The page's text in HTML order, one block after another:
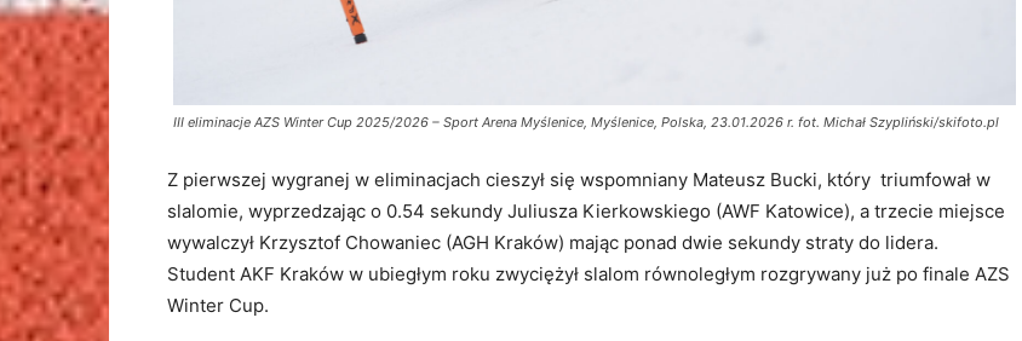
III eliminacje AZS Winter Cup 2025/2026 – Sport Arena Myślenice, Myślenice, Polska, 23.01.2026 r. fot. Michał Szypliński/skifoto.pl
Z pierwszej wygranej w eliminacjach cieszył się wspomniany Mateusz Bucki, który triumfował w
slalomie, wyprzedzając o 0.54 sekundy Juliusza Kierkowskiego (AWF Katowice), a trzecie miejsce
wywalczył Krzysztof Chowaniec (AGH Kraków) mając ponad dwie sekundy straty do lidera.
Student AKF Kraków w ubiegłym roku zwyciężył slalom równoległym rozgrywany już po finale AZS
Winter Cup.